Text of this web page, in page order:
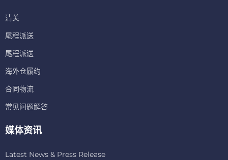
清关
尾程派送
尾程派送
海外仓履约
合同物流
常见问题解答
媒体资讯
Latest News & Press Release